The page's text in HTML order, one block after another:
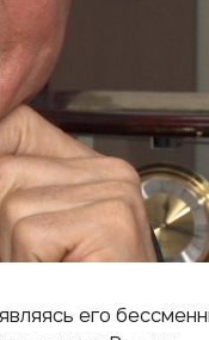
его